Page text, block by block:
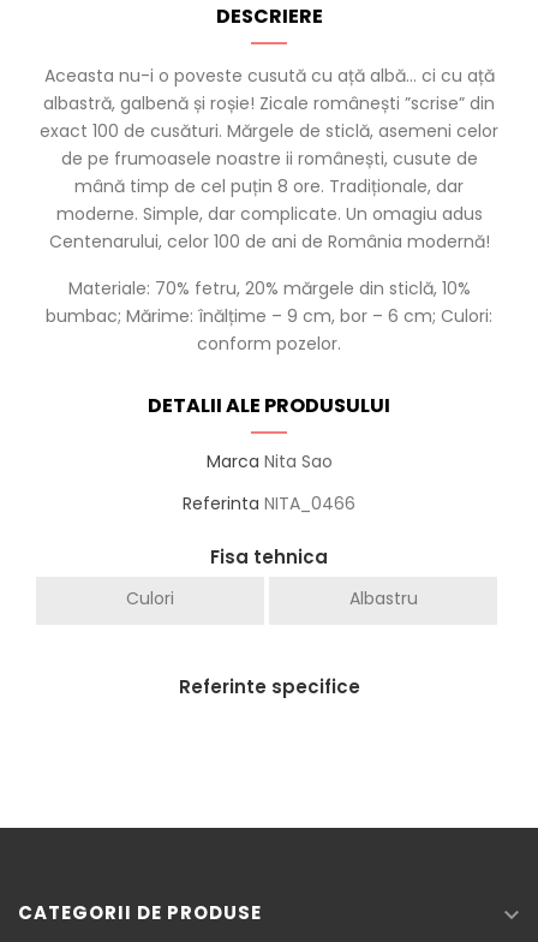
DESCRIERE
Aceasta nu-i o poveste cusută cu ață albă... ci cu ață
albastră, galbenă și roșie! Zicale românești ”scrise” din
exact 100 de cusături. Mărgele de sticlă, asemeni celor
de pe frumoasele noastre ii românești, cusute de
mână timp de cel puțin 8 ore. Tradiționale, dar
moderne. Simple, dar complicate. Un omagiu adus
Centenarului, celor 100 de ani de România modernă!
Materiale: 70% fetru, 20% mărgele din sticlă, 10%
bumbac; Mărime: înălțime – 9 cm, bor – 6 cm; Culori:
conform pozelor.
DETALII ALE PRODUSULUI
Marca Nita Sao
Referinta NITA_0466
Fisa tehnica
Culori Albastru
Referinte specifice
CATEGORII DE PRODUSE 